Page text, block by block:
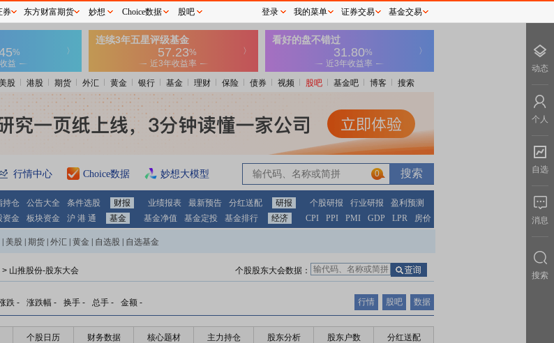
股 港股 期货 外汇 黄金 银行 基金 理财 保险 债券 视频 股吧 基金吧 博客 搜索
行情中心 Choice数据 妙想大模型 0
持仓 公告大全 条件选股 财报 业绩报表 最新预告 分红送配 研报 个股研报 行业研报
盈利预测
资金 板块资金 沪 港 通 基金 基金净值 基金定投 基金排行 经济 CPI PPI PMI GDP LPR 房价
美股 期货 外汇 黄金 自选股 自选基金
> 山推股份-股东大会 个股股东大会数据：
跌 - 涨跌幅 - 换手 - 总手 - 金额 - 行情 股吧 数据
个股日历 财务数据 核心题材 主力持仓 股东分析 股东户数 分红送配
券 东方财富期货 妙想 Choice数据 股吧 登录 我的菜单 证券交易 基金交易
动态
个人
自选
消息
搜索